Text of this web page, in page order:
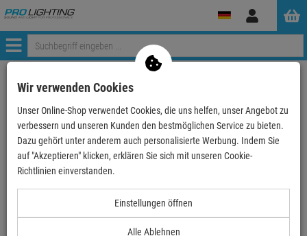
Anmelden
Menü
Mein Konto
Anmeldung
Ihre E-Mail
Passwort
Wir verwenden Cookies
Unser Online-Shop verwendet Cookies, die uns helfen, unser Angebot zu
verbessern und unseren Kunden den bestmöglichen Service zu bieten.
Dazu gehört unter anderem auch personalisierte Werbung. Indem Sie
auf "Akzeptieren" klicken, erklären Sie sich mit unseren Cookie-
Richtlinien einverstanden.
Einstellungen öffnen
Alle Ablehnen